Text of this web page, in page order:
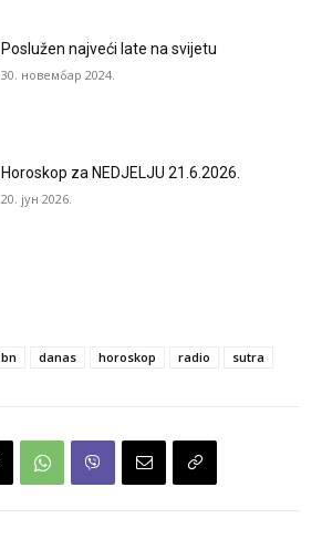
Poslužen najveći late na svijetu
30. новембар 2024.
Horoskop za NEDJELJU 21.6.2026.
20. јун 2026.
bn danas horoskop radio sutra